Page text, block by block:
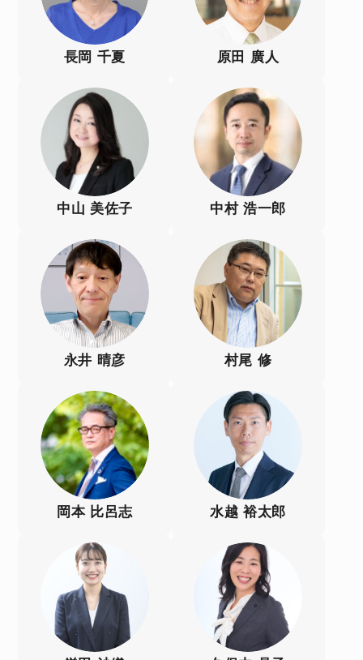
長岡 千夏 原田 廣人
中山 美佐子 中村 浩一郎
永井 晴彦 村尾 修
岡本 比呂志 水越 裕太郎